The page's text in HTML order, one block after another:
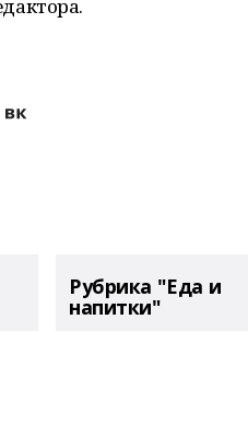
Рубрика "Еда и
напитки"